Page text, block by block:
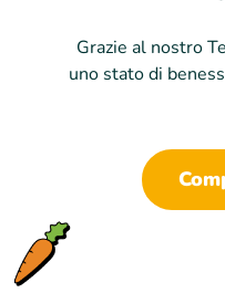
Grazie al nostro
uno stato di